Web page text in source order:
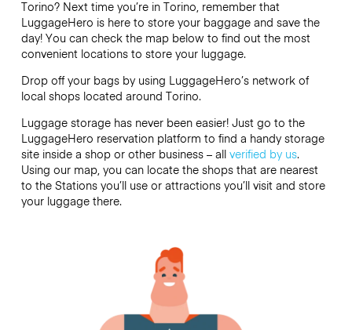
Torino? Next time you’re in Torino, remember that
LuggageHero is here to store your baggage and save the
day! You can check the map below to find out the most
convenient locations to store your luggage.
Drop off your bags by using LuggageHero’s network of
local shops located around Torino.
Luggage storage has never been easier! Just go to the
LuggageHero reservation platform to find a handy storage
site inside a shop or other business – all verified by us.
Using our map, you can locate the shops that are nearest
to the Stations you’ll use or attractions you’ll visit and store
your luggage there.